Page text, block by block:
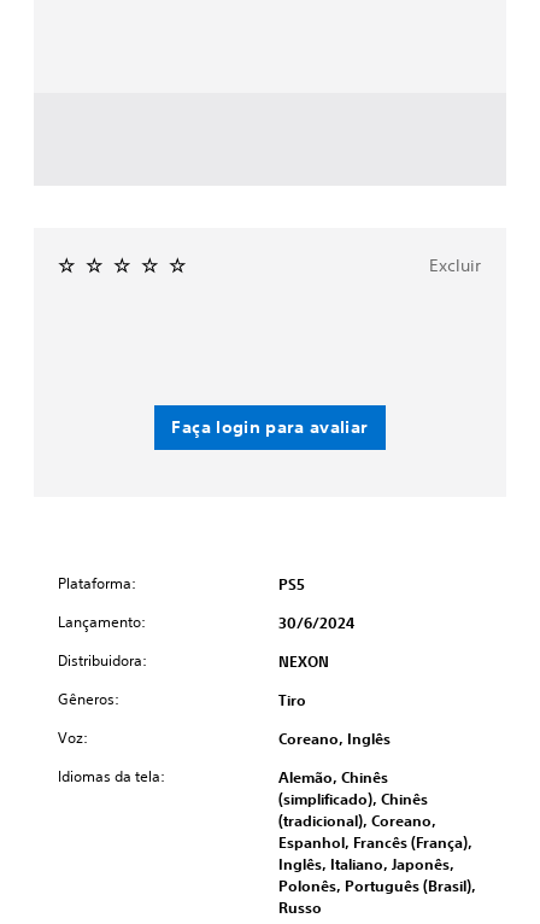
Faça login para avaliar
Excluir
Plataforma: PS5
Lançamento: 30/6/2024
Distribuidora: NEXON
Gêneros: Tiro
Voz: Coreano, Inglês
Idiomas da tela:
Alemão, Chinês
(simplificado), Chinês
(tradicional), Coreano,
Espanhol, Francês (França),
Inglês, Italiano, Japonês,
Polonês, Português (Brasil),
Russo